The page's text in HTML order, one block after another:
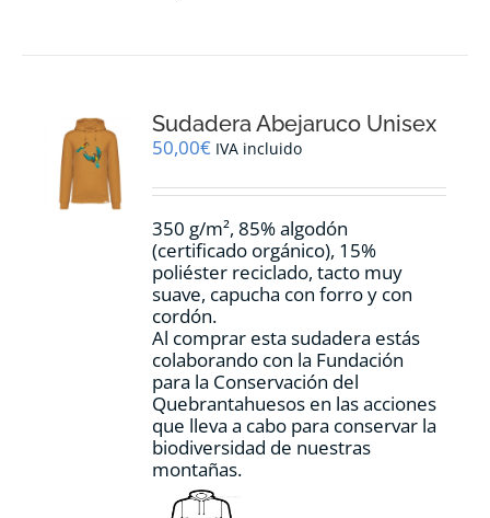
se
pueden
en
página
de
producto
Sudadera Abejaruco Unisex
50,00€ IVA incluido
350 g/m², 85% algodón
(certificado orgánico), 15%
poliéster reciclado, tacto muy
suave, capucha con forro y con
cordón.
Al comprar esta sudadera estás
colaborando con la Fundación
para la Conservación del
Quebrantahuesos en las acciones
que lleva a cabo para conservar la
biodiversidad de nuestras
montañas.